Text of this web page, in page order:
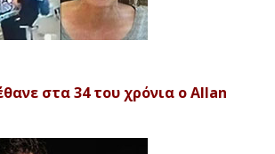
στα 34 του χρόνια ο Allan